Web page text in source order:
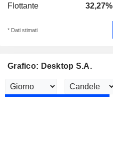
Flottante
32,27%
* Dati stimati
Grafico: Desktop S.A.